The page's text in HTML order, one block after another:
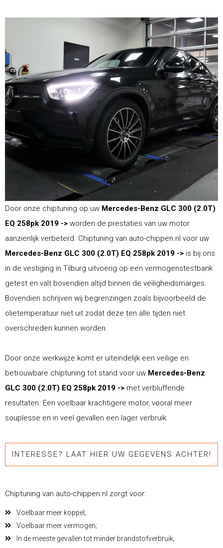
Door onze chiptuning op uw Mercedes-Benz GLC 300 (2.0T)
EQ 258pk 2019 -> worden de prestaties van uw motor
aanzienlijk verbeterd. Chiptuning van auto-chippen.nl voor uw
Mercedes-Benz GLC 300 (2.0T) EQ 258pk 2019 -> is bij ons
in de vestiging in Tilburg uitvoerig op een vermogenstestbank
getest en valt bovendien altijd binnen de veiligheidsmarges.
Bovendien schrijven wij begrenzingen zoals bijvoorbeeld de
olietemperatuur niet uit zodat deze ten alle tijden niet
overschreden kunnen worden.
Door onze werkwijze komt er uiteindelijk een veilige en
betrouwbare chiptuning tot stand voor uw Mercedes-Benz
GLC 300 (2.0T) EQ 258pk 2019 -> met verbluffende
resultaten. Een voelbaar krachtigere motor, vooral meer
souplesse en in veel gevallen een lager verbruik.
INTERESSE? LAAT HIER UW GEGEVENS ACHTER!
Chiptuning van auto-chippen.nl zorgt voor:
Voelbaar meer koppel;
Voelbaar meer vermogen;
In de meeste gevallen tot minder brandstofverbruik;